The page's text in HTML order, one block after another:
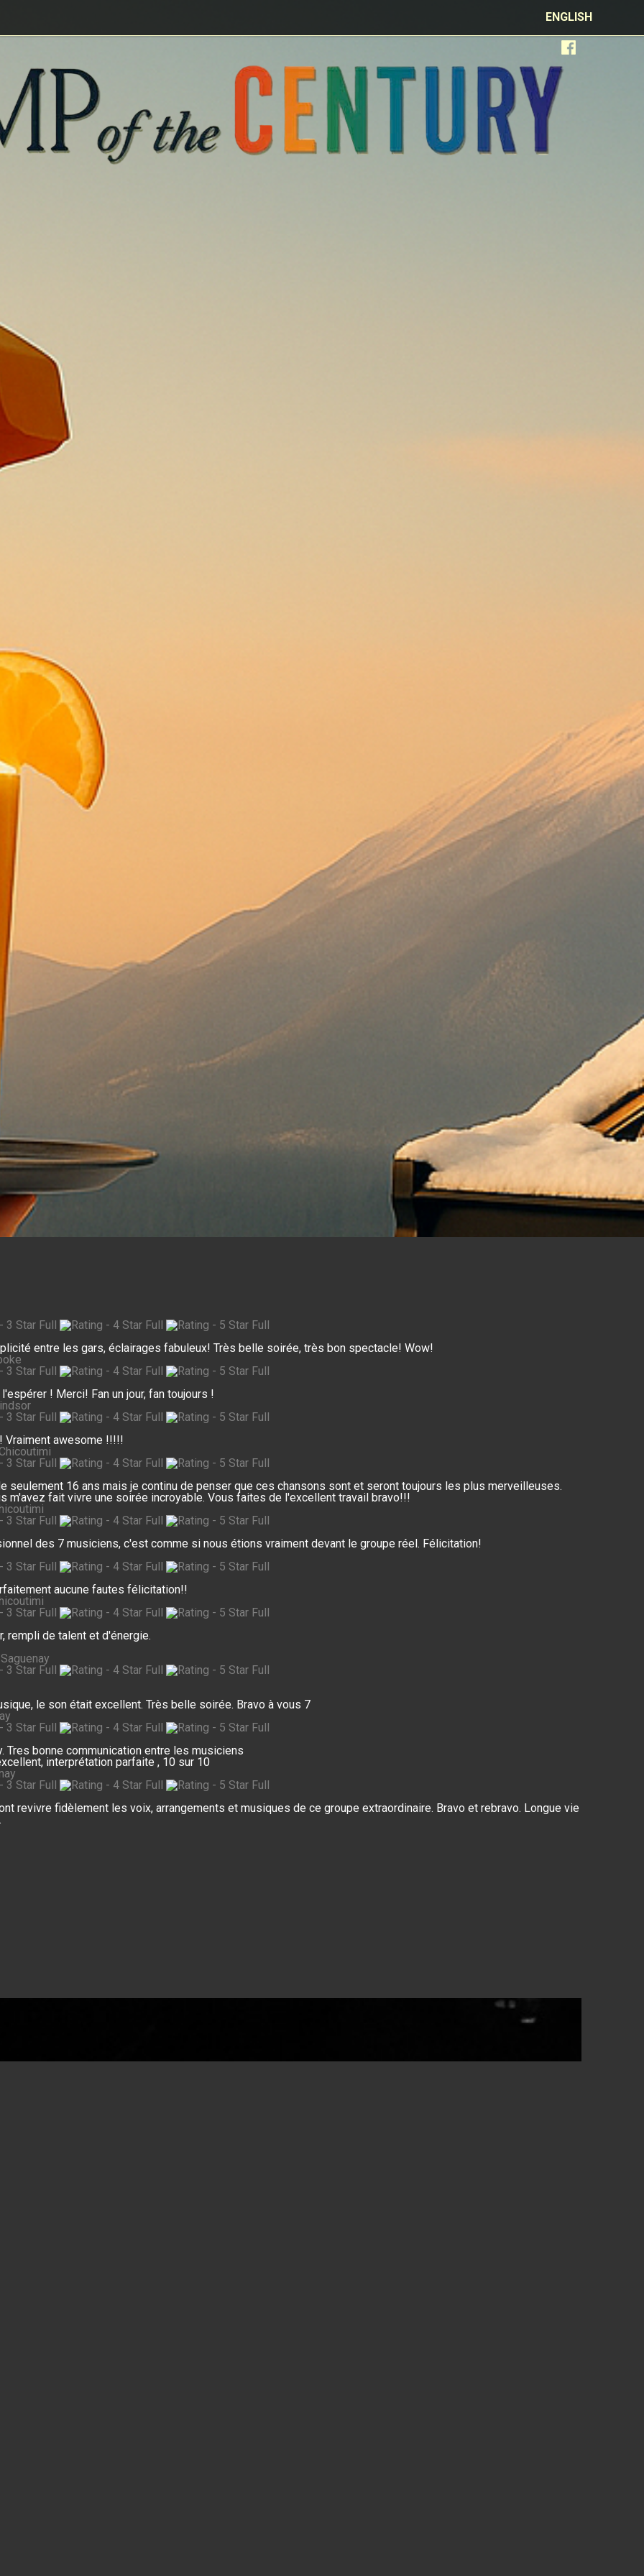
ENGLISH
entre les gars, éclairages fabuleux! Très belle soirée, très bon spectacle! Wow!
! Merci! Fan un jour, fan toujours !
Vraiment awesome !!!!!
seulement 16 ans mais je continu de penser que ces chansons sont et seront toujours les plus merveilleuses.
m'avez fait vivre une soirée incroyable. Vous faites de l'excellent travail bravo!!!
des 7 musiciens, c'est comme si nous étions vraiment devant le groupe réel. Félicitation!
aucune fautes félicitation!!
rempli de talent et d'énergie.
le son était excellent. Très belle soirée. Bravo à vous 7
Tres bonne communication entre les musiciens
interprétation parfaite , 10 sur 10
revivre fidèlement les voix, arrangements et musiques de ce groupe extraordinaire. Bravo et rebravo. Longue vie